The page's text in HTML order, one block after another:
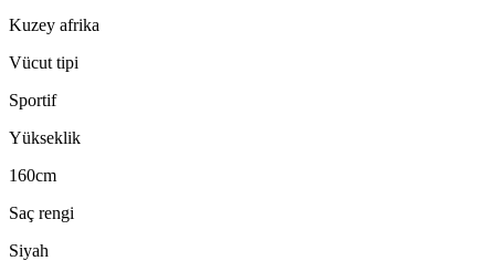
Kuzey afrika
Vücut tipi
Sportif
Yükseklik
160cm
Saç rengi
Siyah